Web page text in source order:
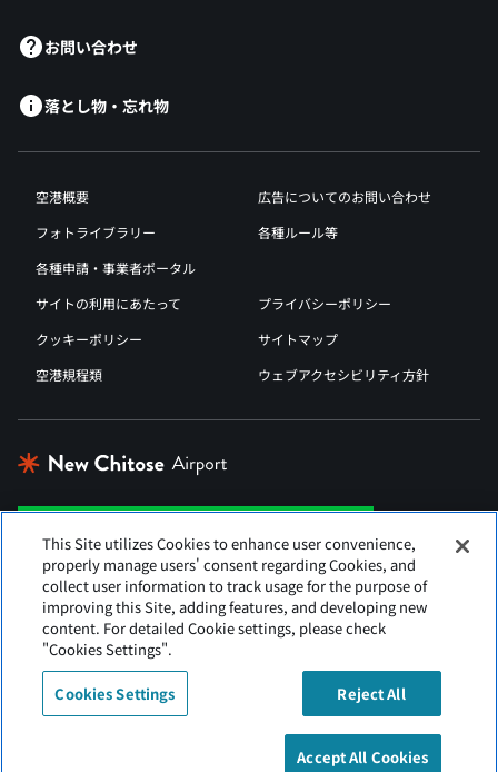
お問い合わせ
落とし物・忘れ物
空港概要
広告についてのお問い合わせ
フォトライブラリー
各種ルール等
各種申請・事業者ポータル
サイトの利用にあたって
プライバシーポリシー
クッキーポリシー
サイトマップ
空港規程類
ウェブアクセシビリティ方針
新千歳空港は北海道エアポートが運営しています
This Site utilizes Cookies to enhance user convenience,
properly manage users' consent regarding Cookies, and
collect user information to track usage for the purpose of
improving this Site, adding features, and developing new
content. For detailed Cookie settings, please check
"Cookies Settings".
Cookies Settings Reject All
Accept All Cookies